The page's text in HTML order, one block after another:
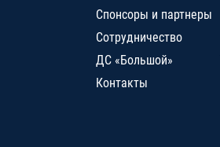
Спонсоры и партнеры
Сотрудничество
ДС «Большой»
Контакты